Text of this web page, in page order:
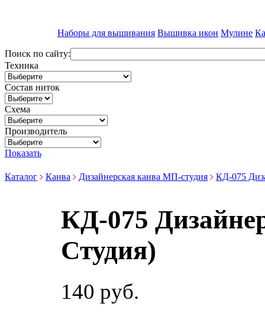
Наборы для вышивания Вышивка икон Мулине
Поиск по сайту:
Техника
Состав ниток
Схема
Производитель
Показать
Каталог Канва Дизайнерская канва МП-студия КД-075
КД-075
Студия)
140 руб.